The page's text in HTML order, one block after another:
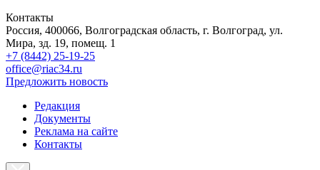
Контакты
Россия, 400066, Волгоградская область, г. Волгоград, ул.
Мира, зд. 19, помещ. 1
+7 (8442) 25-19-25
office@riac34.ru
Предложить новость
Редакция
Документы
Реклама на сайте
Контакты